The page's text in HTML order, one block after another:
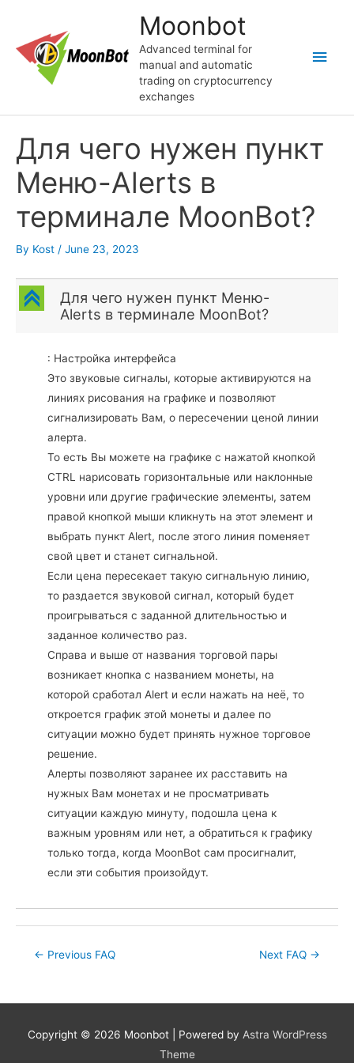
content
Moonbot
Advanced terminal for
manual and automatic
trading on cryptocurrency
exchanges
Main
Для чего нужен пункт
Меню-Alerts в
терминале MoonBot?
By Kost / June 23, 2023
C
Для чего нужен пункт Меню-
Alerts в терминале MoonBot?
: Настройка интерфейса
Это звуковые сигналы, которые активируются на
линиях рисования на графике и позволяют
сигнализировать Вам, о пересечении ценой линии
алерта.
То есть Вы можете на графике с нажатой кнопкой
CTRL нарисовать горизонтальные или наклонные
уровни или другие графические элементы, затем
правой кнопкой мыши кликнуть на этот элемент и
выбрать пункт Alert, после этого линия поменяет
свой цвет и станет сигнальной.
Если цена пересекает такую сигнальную линию,
то раздается звуковой сигнал, который будет
проигрываться с заданной длительностью и
заданное количество раз.
Справа и выше от названия торговой пары
возникает кнопка с названием монеты, на
которой сработал Alert и если нажать на неё, то
откроется график этой монеты и далее по
ситуации можно будет принять нужное торговое
решение.
Алерты позволяют заранее их расставить на
нужных Вам монетах и не просматривать
ситуации каждую минуту, подошла цена к
важным уровням или нет, а обратиться к графику
только тогда, когда MoonBot сам просигналит,
если эти события произойдут.
Post← Previous FAQ Next FAQ →
Copyright © 2026 Moonbot| Powered by Astra WordPress
Theme